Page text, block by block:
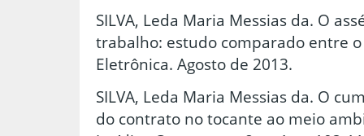
SILVA, Leda Maria Messias da. O
trabalho: estudo comparado entre
Eletrônica. Agosto de 2013.
SILVA, Leda Maria Messias da. O
do contrato no tocante ao meio